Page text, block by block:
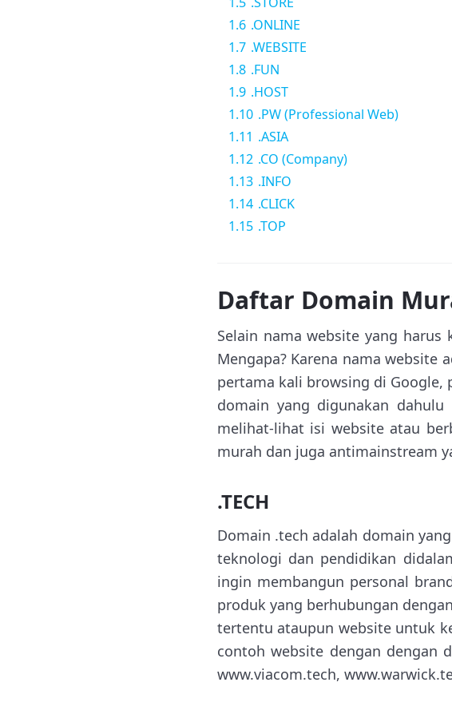
1.6 .ONLINE
1.7 .WEBSITE
1.8 .FUN
1.9 .HOST
1.10 .PW (Professional Web)
1.11 .ASIA
1.12 .CO (Company)
1.13 .INFO
1.14 .CLICK
1.15 .TOP
Daftar Domain
Selain nama website yang
Mengapa? Karena nama website
pertama kali browsing di Google,
domain yang digunakan
melihat-lihat isi website atau
murah dan juga antimainstream
.TECH
Domain .tech adalah domain
teknologi dan pendidikan
ingin membangun personal
produk yang berhubungan
tertentu ataupun website untuk
contoh website dengan dengan
www.viacom.tech,